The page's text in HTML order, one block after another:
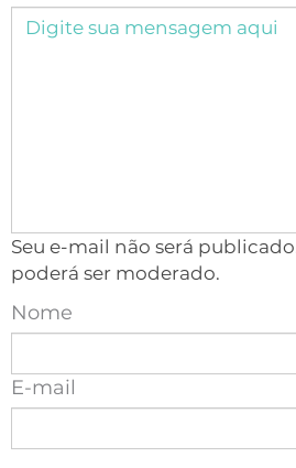
Seu e-mail não será
poderá ser moderado.
Nome
E-mail